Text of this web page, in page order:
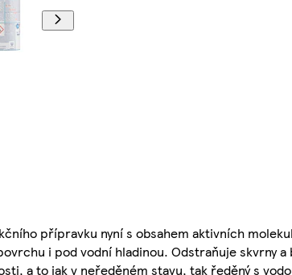
přípravku nyní s obsahem aktivních
i pod vodní hladinou. Odstraňuje skvrny
a to jak v neředěném stavu, tak ředěný s